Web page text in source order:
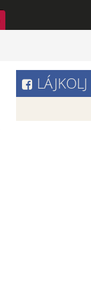
LÁJKOLJ